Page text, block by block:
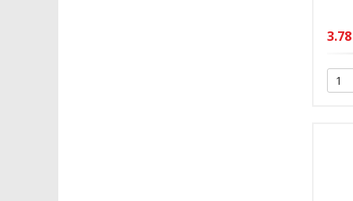
3.78